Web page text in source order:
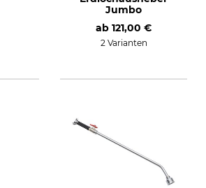
Jumbo
ab 121,00 €
2 Varianten